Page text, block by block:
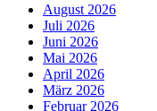
August 2026
Juli 2026
Juni 2026
Mai 2026
April 2026
März 2026
Februar 2026